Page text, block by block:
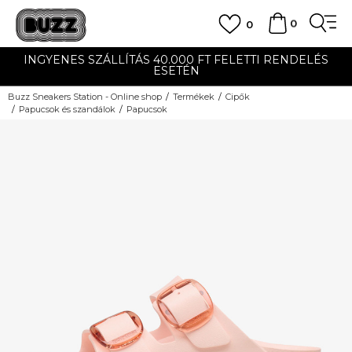
0
0
INGYENES SZÁLLÍTÁS 40.000 FT FELETTI RENDELÉS
ESETÉN
Buzz Sneakers Station - Online shop Termékek
Cipők
Papucsok és szandálok
Papucsok